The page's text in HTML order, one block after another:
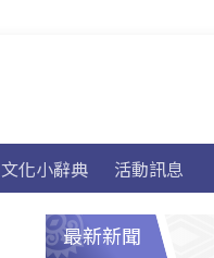
文化小辭典 活動訊息
最新新聞